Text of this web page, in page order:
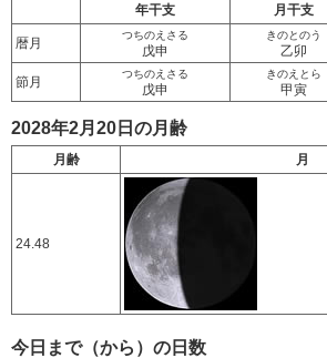
年干支 月干支
暦月
つちのえさる
戊申
きのとのう
乙卯
節月
つちのえさる
戊申
きのえとら
甲寅
2028年2月20日の月齢
月齢 月
24.48
今日まで（から）の日数